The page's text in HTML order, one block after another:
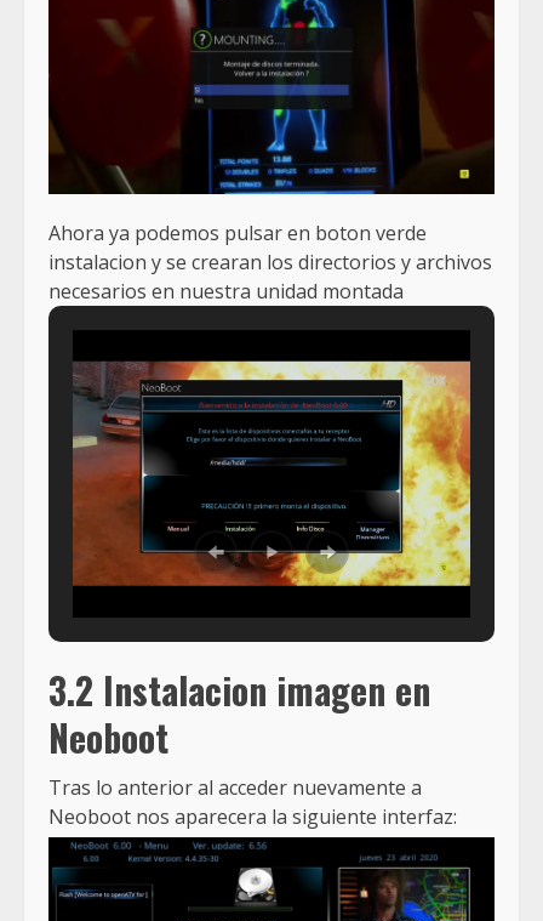
Ahora ya podemos pulsar en boton verde
instalacion y se crearan los directorios y archivos
necesarios en nuestra unidad montada
3.2 Instalacion imagen en
Neoboot
Tras lo anterior al acceder nuevamente a
Neoboot nos aparecera la siguiente interfaz: